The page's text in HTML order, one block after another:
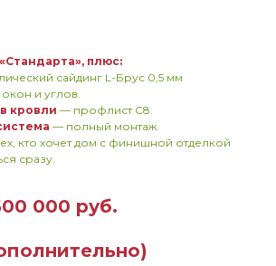
плюс:
сайдинг L-Брус 0,5 мм
и углов.
кровли — профлист С8.
— полный монтаж.
кто хочет дом с финишной отделкой
сразу.
000 руб.